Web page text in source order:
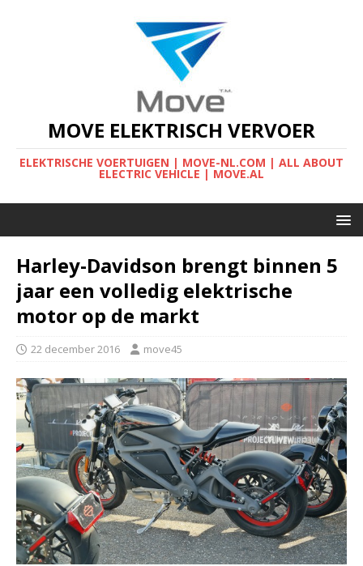
MOVE ELEKTRISCH VERVOER
ELEKTRISCHE VOERTUIGEN | MOVE-NL.COM | ALL ABOUT
ELECTRIC VEHICLE | MOVE.AL
Harley-Davidson brengt binnen 5
jaar een volledig elektrische
motor op de markt
22 december 2016 move45